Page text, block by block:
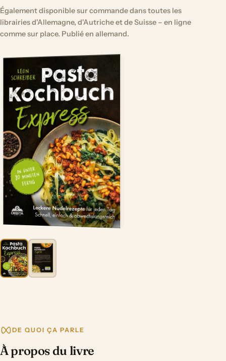
Également disponible sur commande dans toutes les
librairies d'Allemagne, d'Autriche et de Suisse – en ligne
comme sur place. Publié en allemand.
DE QUOI ÇA PARLE
À propos du livre